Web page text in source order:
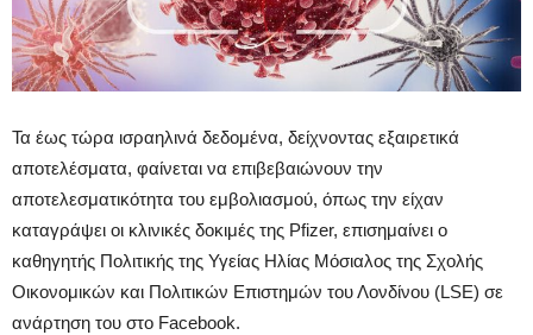
Τα έως τώρα ισραηλινά δεδομένα, δείχνοντας εξαιρετικά
αποτελέσματα, φαίνεται να επιβεβαιώνουν την
αποτελεσματικότητα του εμβολιασμού, όπως την είχαν
καταγράψει οι κλινικές δοκιμές της Pfizer, επισημαίνει ο
καθηγητής Πολιτικής της Υγείας Ηλίας Μόσιαλος της Σχολής
Οικονομικών και Πολιτικών Επιστημών του Λονδίνου (LSE) σε
ανάρτηση του στο Facebook.